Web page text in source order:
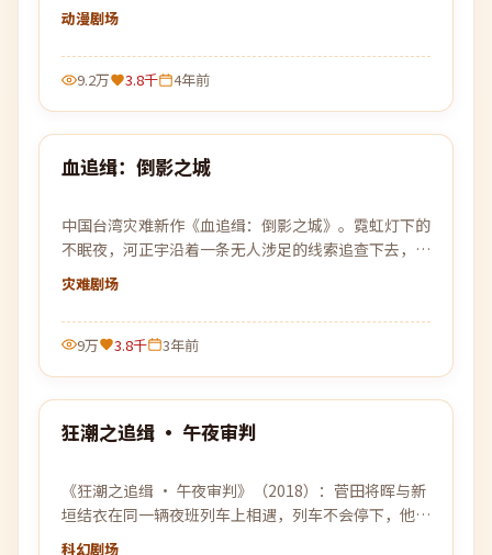
被解释的事件。
动漫剧场
9.2万 3.8千 4年前
热门
99:51
血追缉：倒影之城
中国台湾灾难新作《血追缉：倒影之城》。霓虹灯下的
不眠夜，河正宇沿着一条无人涉足的线索追查下去，每
靠近真相一步，黑暗就更加贴近。
灾难剧场
9万 3.8千 3年前
热门
99:58
狂潮之追缉 · 午夜审判
《狂潮之追缉 · 午夜审判》（2018）：菅田将晖与新
垣结衣在同一辆夜班列车上相遇，列车不会停下，他们
也不能停下。
科幻剧场